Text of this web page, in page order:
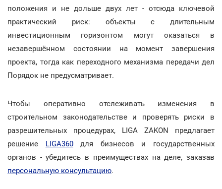
положения и не дольше двух лет - отсюда ключевой
практический риск: объекты с длительным
инвестиционным горизонтом могут оказаться в
незавершённом состоянии на момент завершения
проекта, тогда как переходного механизма передачи дел
Порядок не предусматривает.
Чтобы оперативно отслеживать изменения в
строительном законодательстве и проверять риски в
разрешительных процедурах, LIGA ZAKON предлагает
решение LIGA360для бизнесов и государственных
органов - убедитесь в преимуществах на деле, заказав
персональную консультацию.